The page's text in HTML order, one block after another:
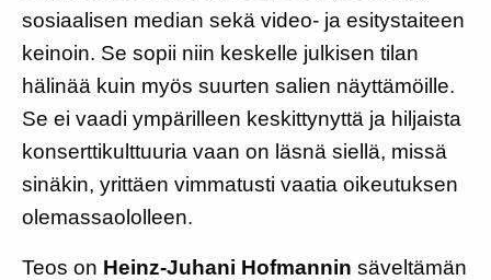
sosiaalisen median sekä video- ja esitystaiteen
keinoin. Se sopii niin keskelle julkisen tilan
hälinää kuin myös suurten salien näyttämöille.
Se ei vaadi ympärilleen keskittynyttä ja hiljaista
konserttikulttuuria vaan on läsnä siellä, missä
sinäkin, yrittäen vimmatusti vaatia oikeutuksen
olemassaololleen.
Teos on Heinz-Juhani Hofmannin säveltämän